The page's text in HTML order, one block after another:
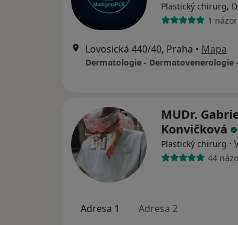
Plastický chirurg,
1 názor
Lovosická 440/40, Praha • Mapa
MUDr.
Konvičková
Plastický chirurg ·
44
Adresa 1 Adresa 2